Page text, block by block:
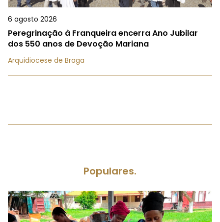
6 agosto 2026
Peregrinação à Franqueira encerra Ano Jubilar
dos 550 anos de Devoção Mariana
Arquidiocese de Braga
Populares.